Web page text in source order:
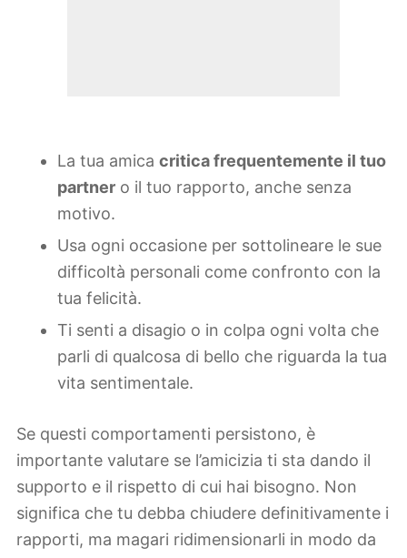
La tua amica critica frequentemente il tuo
partner o il tuo rapporto, anche senza
motivo.
Usa ogni occasione per sottolineare le sue
difficoltà personali come confronto con la
tua felicità.
Ti senti a disagio o in colpa ogni volta che
parli di qualcosa di bello che riguarda la tua
vita sentimentale.
Se questi comportamenti persistono, è
importante valutare se l’amicizia ti sta dando il
supporto e il rispetto di cui hai bisogno. Non
significa che tu debba chiudere definitivamente i
rapporti, ma magari ridimensionarli in modo da